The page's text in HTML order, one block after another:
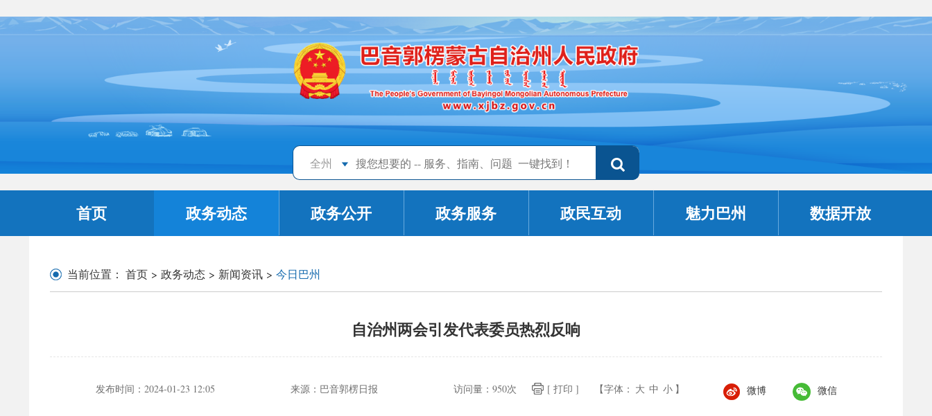
全州
首页 政务动态 政务公开 政务服务 政民互动 魅力巴州 数据开放
当前位置： 首页 > 政务动态 > 新闻资讯 > 今日巴州
自治州两会引发代表委员热烈反响
发布时间： 2024-01-23 12:05 来源： 巴音郭楞日报 访问量： 950次 [ 打印 ] 【字体： 大 中 小 】 微博 微信